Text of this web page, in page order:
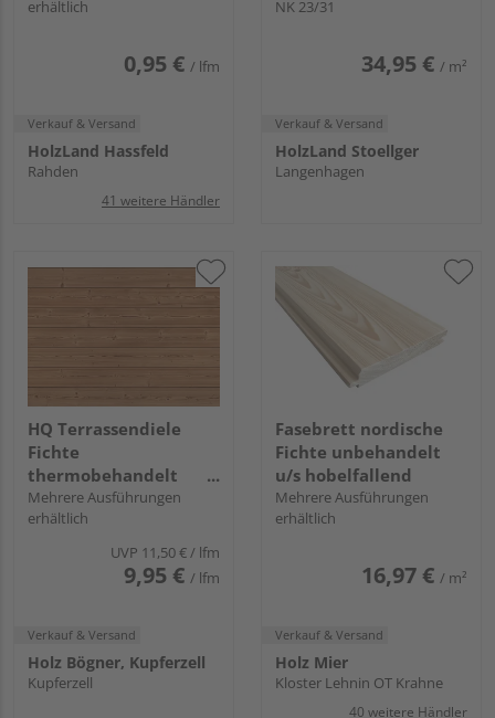
erhältlich
0,95 € / lfm
Verkauf & Versand
HolzLand Hassfeld
Rahden
41 weitere Händler
NK 23/31
34,95 € / m²
Verkauf & Versand
HolzLand Stoellger
Langenhagen
HQ Terrassendiele
Fichte
thermobehandelt
einseitig gebürstet,
einseitig glatt - 26 x
Mehrere Ausführungen
erhältlich
UVP 11,50 €/ lfm
9,95 € / lfm
Verkauf & Versand
Holz Bögner, Kupferzell
Kupferzell
Fasebrett nordische
Fichte unbehandelt
u/s hobelfallend
Mehrere Ausführungen
erhältlich
16,97 € / m²
Verkauf & Versand
Holz Mier
Kloster Lehnin OT Krahne
40 weitere Händler